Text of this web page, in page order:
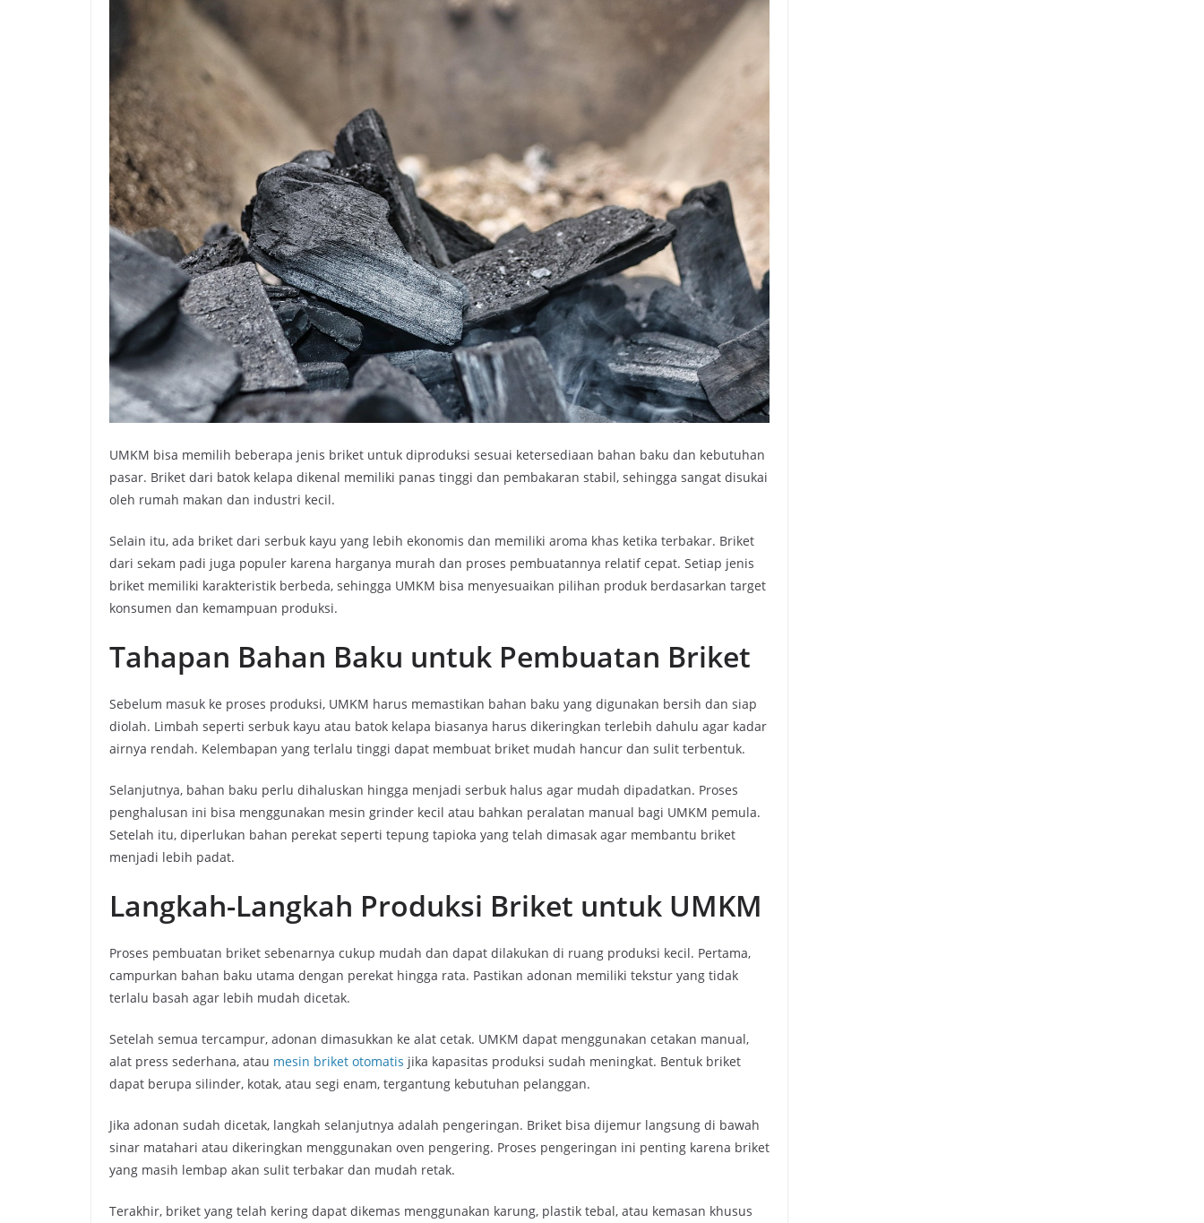
UMKM bisa memilih beberapa jenis briket untuk diproduksi sesuai ketersediaan bahan baku dan kebutuhan
pasar. Briket dari batok kelapa dikenal memiliki panas tinggi dan pembakaran stabil, sehingga sangat disukai
oleh rumah makan dan industri kecil.
Selain itu, ada briket dari serbuk kayu yang lebih ekonomis dan memiliki aroma khas ketika terbakar. Briket
dari sekam padi juga populer karena harganya murah dan proses pembuatannya relatif cepat. Setiap jenis
briket memiliki karakteristik berbeda, sehingga UMKM bisa menyesuaikan pilihan produk berdasarkan target
konsumen dan kemampuan produksi.
Tahapan Bahan Baku untuk Pembuatan Briket
Sebelum masuk ke proses produksi, UMKM harus memastikan bahan baku yang digunakan bersih dan siap
diolah. Limbah seperti serbuk kayu atau batok kelapa biasanya harus dikeringkan terlebih dahulu agar kadar
airnya rendah. Kelembapan yang terlalu tinggi dapat membuat briket mudah hancur dan sulit terbentuk.
Selanjutnya, bahan baku perlu dihaluskan hingga menjadi serbuk halus agar mudah dipadatkan. Proses
penghalusan ini bisa menggunakan mesin grinder kecil atau bahkan peralatan manual bagi UMKM pemula.
Setelah itu, diperlukan bahan perekat seperti tepung tapioka yang telah dimasak agar membantu briket
menjadi lebih padat.
Langkah-Langkah Produksi Briket untuk UMKM
Proses pembuatan briket sebenarnya cukup mudah dan dapat dilakukan di ruang produksi kecil. Pertama,
campurkan bahan baku utama dengan perekat hingga rata. Pastikan adonan memiliki tekstur yang tidak
terlalu basah agar lebih mudah dicetak.
Setelah semua tercampur, adonan dimasukkan ke alat cetak. UMKM dapat menggunakan cetakan manual,
alat press sederhana, atau mesin briket otomatis jika kapasitas produksi sudah meningkat. Bentuk briket
dapat berupa silinder, kotak, atau segi enam, tergantung kebutuhan pelanggan.
Jika adonan sudah dicetak, langkah selanjutnya adalah pengeringan. Briket bisa dijemur langsung di bawah
sinar matahari atau dikeringkan menggunakan oven pengering. Proses pengeringan ini penting karena briket
yang masih lembap akan sulit terbakar dan mudah retak.
Terakhir, briket yang telah kering dapat dikemas menggunakan karung, plastik tebal, atau kemasan khusus